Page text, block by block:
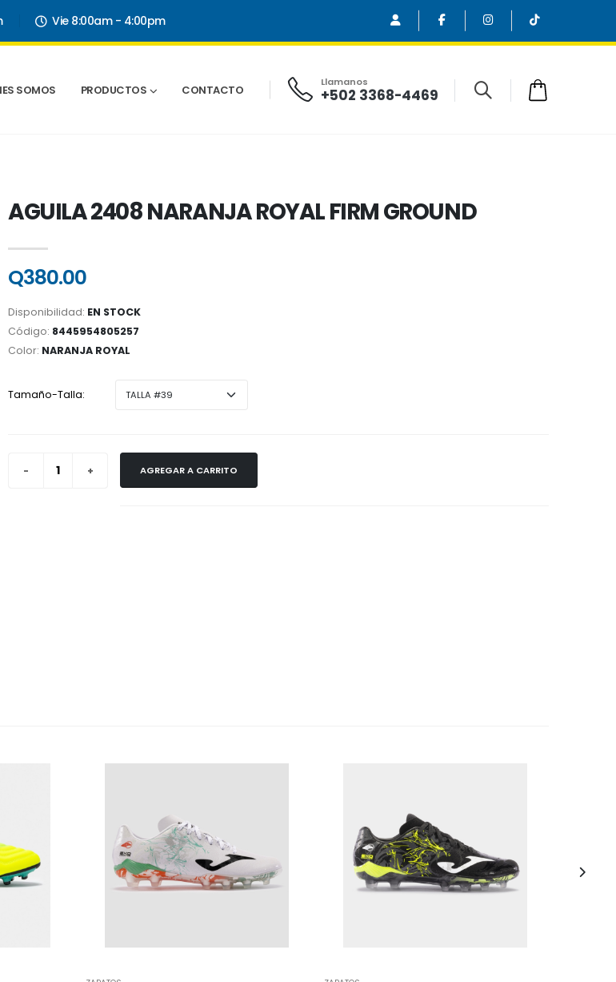
Vie 8:00am - 4:00pm
SOMOS PRODUCTOS CONTACTO
Llamanos
+502 3368-4469
AGUILA 2408 NARANJA ROYAL FIRM GROUND
Q380.00
Disponibilidad: EN STOCK
Código: 8445954805257
Color: NARANJA ROYAL
Tamaño-Talla:
AGREGAR A CARRITO